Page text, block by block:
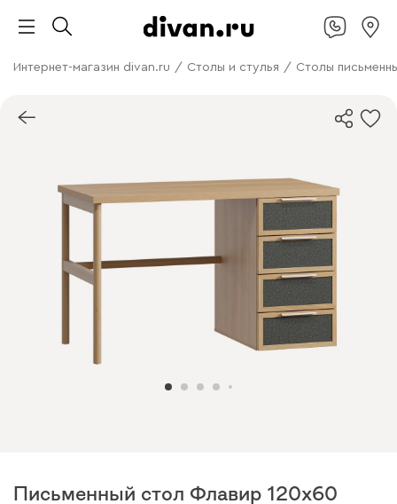
Интернет-магазин divan.ru / Столы и стулья / Столы
Письменный стол Флавир 120x60